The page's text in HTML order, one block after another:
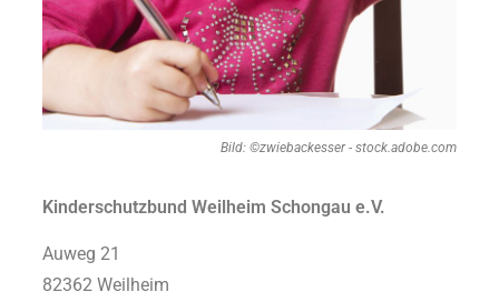
Bild: ©zwiebackesser - stock.adobe.com
Kinderschutzbund Weilheim Schongau e.V.
Auweg 21
82362 Weilheim